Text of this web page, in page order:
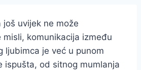
uvijek ne može
komunikacija između
ljubimca je već u punom
ispušta, od sitnog mumlanja